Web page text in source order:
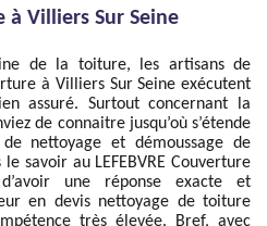
Villiers Sur Seine
de la toiture, les artisans de
à Villiers Sur Seine exécutent
assuré. Surtout concernant la
de connaitre jusqu’où s’étende
nettoyage et démoussage de
savoir au LEFEBVRE Couverture
une réponse exacte et
en devis nettoyage de toiture
très élevée. Bref, avec